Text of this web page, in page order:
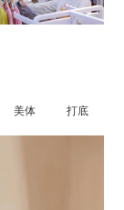
美体 打底